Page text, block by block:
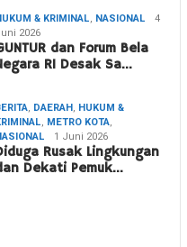
& KRIMINAL, NASIONAL
4
2026
dan Forum Bela
RI Desak Sa…
, DAERAH, HUKUM &
, METRO KOTA,
1 Juni 2026
Rusak Lingkungan
Dekati Pemuk…